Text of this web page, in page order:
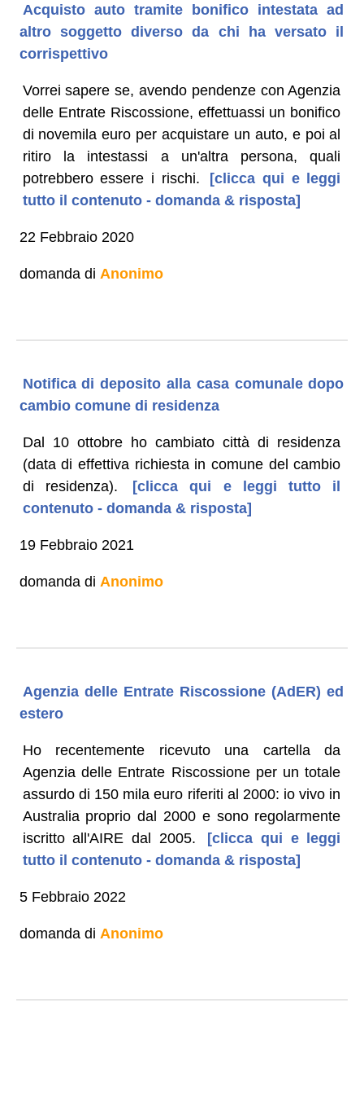
Acquisto auto tramite bonifico intestata ad
altro soggetto diverso da chi ha versato il
corrispettivo
Vorrei sapere se, avendo pendenze con Agenzia
delle Entrate Riscossione, effettuassi un bonifico
di novemila euro per acquistare un auto, e poi al
ritiro la intestassi a un'altra persona, quali
potrebbero essere i rischi.
[clicca qui e leggi
tutto il contenuto - domanda & risposta]
22 Febbraio 2020
domanda di Anonimo
Notifica di deposito alla casa comunale dopo
cambio comune di residenza
Dal 10 ottobre ho cambiato città di residenza
(data di effettiva richiesta in comune del cambio
di residenza).
[clicca qui e leggi tutto il
contenuto - domanda & risposta]
19 Febbraio 2021
domanda di Anonimo
Agenzia delle Entrate Riscossione (AdER) ed
estero
Ho recentemente ricevuto una cartella da
Agenzia delle Entrate Riscossione per un totale
assurdo di 150 mila euro riferiti al 2000: io vivo in
Australia proprio dal 2000 e sono regolarmente
iscritto all'AIRE dal 2005.
[clicca qui e leggi
tutto il contenuto - domanda & risposta]
5 Febbraio 2022
domanda di Anonimo